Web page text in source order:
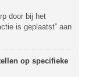
door bij het
is geplaatst” aan
op specifieke